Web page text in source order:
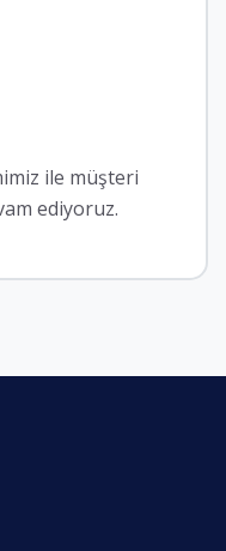
ile müşteri
ediyoruz.